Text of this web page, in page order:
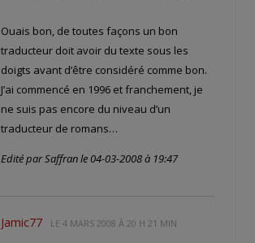
Ouais bon, de toutes façons un bon
traducteur doit avoir du texte sous les
doigts avant d’être considéré comme bon.
J’ai commencé en 1996 et franchement, je
ne suis pas encore du niveau d’un
traducteur de romans…
Edité par Saffran le 04-03-2008 à 19:47
Jamic77 LE 4 MARS 2008 À 20 H 21 MIN